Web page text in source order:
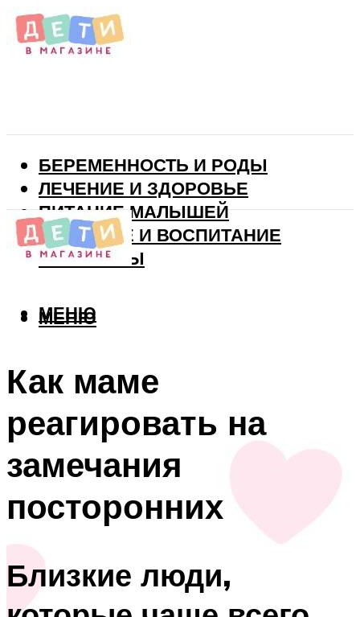
БЕРЕМЕННОСТЬ И РОДЫ
ЛЕЧЕНИЕ И ЗДОРОВЬЕ
ПИТАНИЕ МАЛЫШЕЙ
РАЗВИТИЕ И ВОСПИТАНИЕ
ВИТАМИНЫ
МЕНЮ
МЕНЮ
Как маме
реагировать на
замечания
посторонних
Близкие люди,